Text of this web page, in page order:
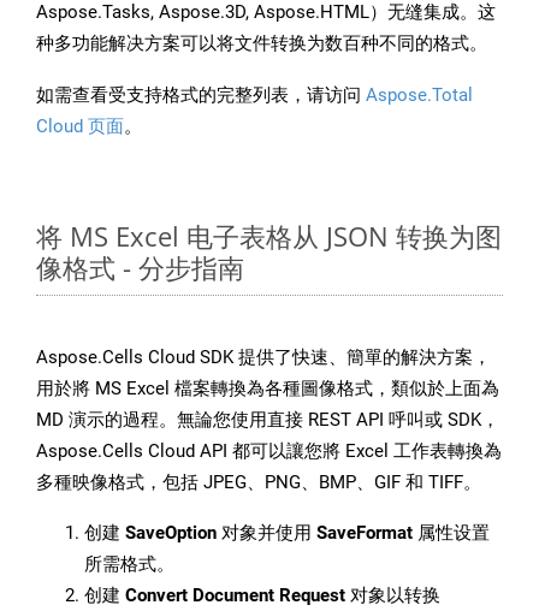
Aspose.Tasks, Aspose.3D, Aspose.HTML）无缝集成。这
种多功能解决方案可以将文件转换为数百种不同的格式。
如需查看受支持格式的完整列表，请访问 Aspose.Total
Cloud 页面。
将 MS Excel 电子表格从 JSON 转换为图
像格式 - 分步指南
Aspose.Cells Cloud SDK 提供了快速、簡單的解決方案，
用於將 MS Excel 檔案轉換為各種圖像格式，類似於上面為
MD 演示的過程。無論您使用直接 REST API 呼叫或 SDK，
Aspose.Cells Cloud API 都可以讓您將 Excel 工作表轉換為
多種映像格式，包括 JPEG、PNG、BMP、GIF 和 TIFF。
创建 SaveOption 对象并使用 SaveFormat 属性设置
所需格式。
创建 Convert Document Request 对象以转换